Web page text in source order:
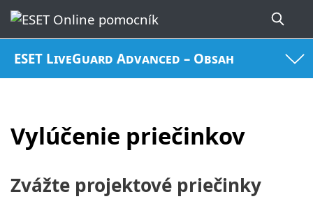
ESET LiveGuard Advanced – Obsah
Vylúčenie priečinkov
Zvážte projektové priečinky